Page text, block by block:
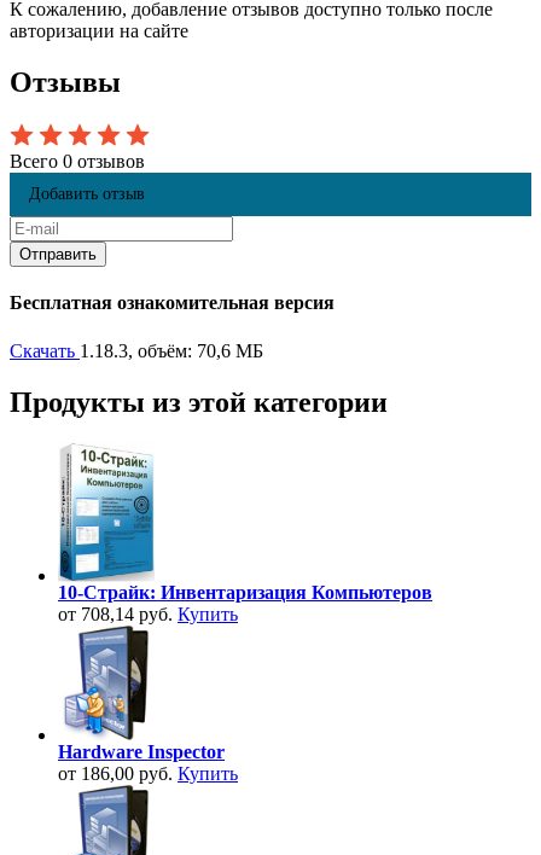
К сожалению, добавление отзывов доступно только после
авторизации на сайте
Отзывы
Всего 0 отзывов
Добавить отзыв
Бесплатная ознакомительная версия
Скачать 1.18.3, объём: 70,6 МБ
Продукты из этой категории
10-Страйк: Инвентаризация Компьютеров
от 708,14 руб. Купить
Hardware Inspector
от 186,00 руб. Купить